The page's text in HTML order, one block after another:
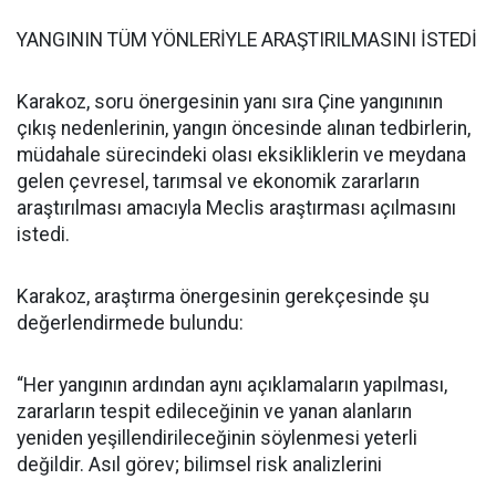
YANGININ TÜM YÖNLERİYLE ARAŞTIRILMASINI İSTEDİ
Karakoz, soru önergesinin yanı sıra Çine yangınının
çıkış nedenlerinin, yangın öncesinde alınan tedbirlerin,
müdahale sürecindeki olası eksikliklerin ve meydana
gelen çevresel, tarımsal ve ekonomik zararların
araştırılması amacıyla Meclis araştırması açılmasını
istedi.
Karakoz, araştırma önergesinin gerekçesinde şu
değerlendirmede bulundu:
“Her yangının ardından aynı açıklamaların yapılması,
zararların tespit edileceğinin ve yanan alanların
yeniden yeşillendirileceğinin söylenmesi yeterli
değildir. Asıl görev; bilimsel risk analizlerini